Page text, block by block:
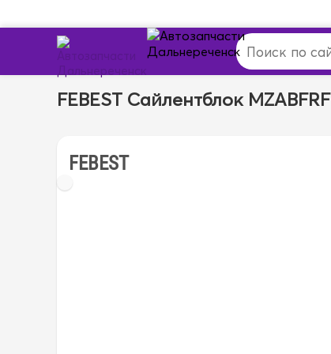
FEBEST Сайлентблок MZABFRF
FEBEST